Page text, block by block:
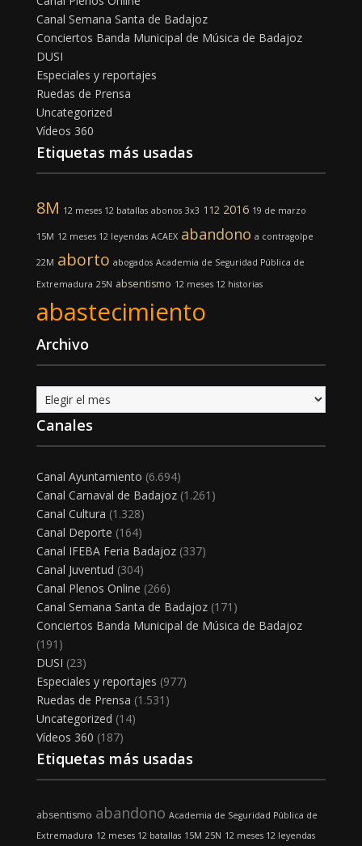
Canal Semana Santa de Badajoz
Conciertos Banda Municipal de Música de Badajoz
DUSI
Especiales y reportajes
Ruedas de Prensa
Uncategorized
Vídeos 360
Etiquetas más usadas
8M 12 meses 12 batallas abonos 3x3 112 2016 19 de marzo
15M 12 meses 12 leyendas ACAEX abandono a contragolpe
22M aborto abogados Academia de Seguridad Pública de
Extremadura 25N absentismo 12 meses 12 historias
abastecimiento
Archivo
Archivo
Canales
Canal Ayuntamiento (6.694)
Canal Carnaval de Badajoz(1.261)
Canal Cultura (1.328)
Canal Deporte (164)
Canal IFEBA Feria Badajoz(337)
Canal Juventud (304)
Canal Plenos Online (266)
Canal Semana Santa de Badajoz(171)
Conciertos Banda Municipal de Música de Badajoz
(191)
DUSI (23)
Especiales y reportajes (977)
Ruedas de Prensa (1.531)
Uncategorized (14)
Vídeos 360 (187)
Etiquetas más usadas
absentismo abandono Academia de Seguridad Pública de
Extremadura 12 meses 12 batallas 15M 25N 12 meses 12 leyendas